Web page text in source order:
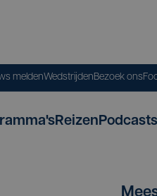
meldenWedstrijdenBezoek ons
ReizenPodcasts